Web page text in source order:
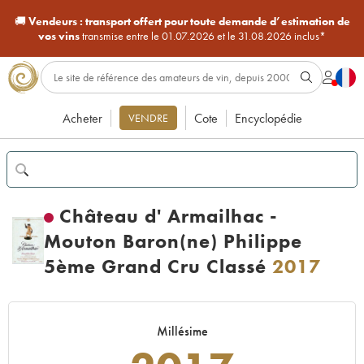
🚚Vendeurs : transport offert pour toute demande d’estimation de
vos vinstransmise entre le 01.07.2026 et le 31.08.2026 inclus*
Acheter VENDRE Cote Encyclopédie
Château d' Armailhac -
Mouton Baron(ne) Philippe
5ème Grand Cru Classé 2017
Millésime